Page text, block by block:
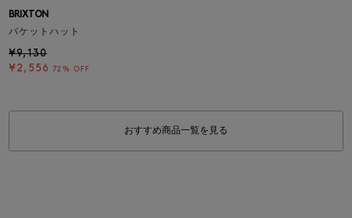
BRIXTON
バケットハット
¥9,130
¥2,556
72% OFF
おすすめ商品一覧を見る